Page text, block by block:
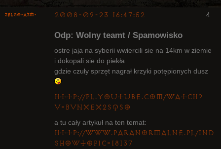
4
ZelgO-AZM- 2008-09-23 16:47:52
Odp: Wolny teamt / Spamowisko
ostre jaja na syberii wwiercili sie na 14km w ziemie
i dokopali sie do piekła
gdzie czuły sprzęt nagrał krzyki potępionych dusz
http://pl.youtube.com/watch?
v=bvnxeX2SQso
a tu cały artykuł na ten temat:
http://www.paranormalne.pl/
showtopic=18137